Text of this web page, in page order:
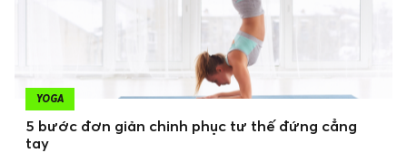
YOGA
5 bước đơn giản chinh phục tư thế đứng cẳng
tay